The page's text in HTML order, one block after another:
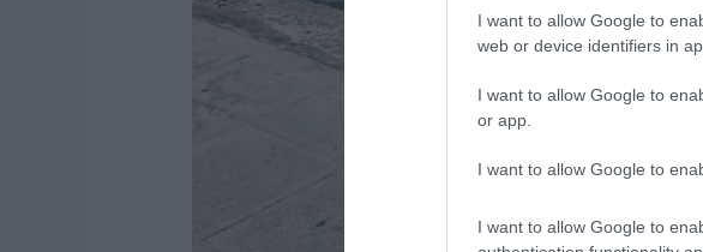
I want to allow Google to
web or device identifiers in
I want to allow Google to
or app.
I want to allow Google to
I want to allow Google to